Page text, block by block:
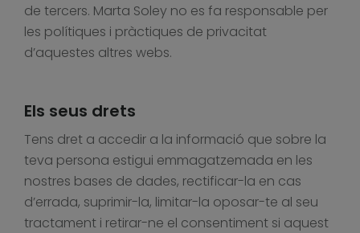
de tercers. Marta Soley no es fa responsable per
les polítiques i pràctiques de privacitat
d’aquestes altres webs.
Els seus drets
Tens dret a accedir a la informació que sobre la
teva persona estigui emmagatzemada en les
nostres bases de dades, rectificar-la en cas
d’errada, suprimir-la, limitar-la oposar-te al seu
tractament i retirar-ne el consentiment si aquest